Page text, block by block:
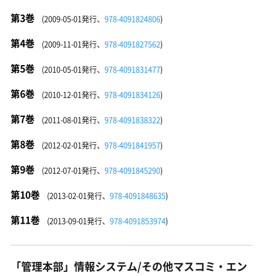
第3巻 (2009-05-01発行、 978-4091824806)
第4巻 (2009-11-01発行、 978-4091827562)
第5巻 (2010-05-01発行、 978-4091831477)
第6巻 (2010-12-01発行、 978-4091834126)
第7巻 (2011-08-01発行、 978-4091838322)
第8巻 (2012-02-01発行、 978-4091841957)
第9巻 (2012-07-01発行、 978-4091845290)
第10巻 (2013-02-01発行、 978-4091848635)
第11巻 (2013-09-01発行、 978-4091853974)
「管理本部」情報システム/その他マスコミ・エン